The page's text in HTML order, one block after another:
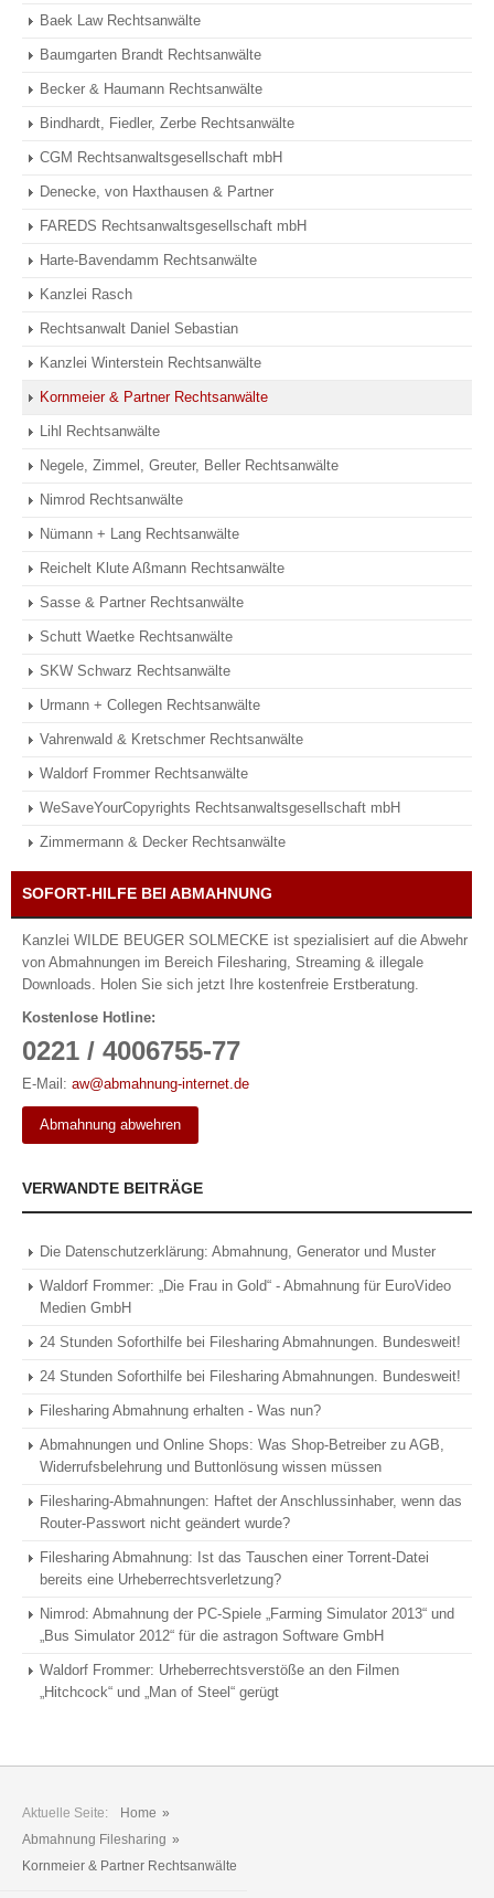
Baek Law Rechtsanwälte
Baumgarten Brandt Rechtsanwälte
Becker & Haumann Rechtsanwälte
Bindhardt, Fiedler, Zerbe Rechtsanwälte
CGM Rechtsanwaltsgesellschaft mbH
Denecke, von Haxthausen & Partner
FAREDS Rechtsanwaltsgesellschaft mbH
Harte-Bavendamm Rechtsanwälte
Kanzlei Rasch
Rechtsanwalt Daniel Sebastian
Kanzlei Winterstein Rechtsanwälte
Kornmeier & Partner Rechtsanwälte
Lihl Rechtsanwälte
Negele, Zimmel, Greuter, Beller Rechtsanwälte
Nimrod Rechtsanwälte
Nümann + Lang Rechtsanwälte
Reichelt Klute Aßmann Rechtsanwälte
Sasse & Partner Rechtsanwälte
Schutt Waetke Rechtsanwälte
SKW Schwarz Rechtsanwälte
Urmann + Collegen Rechtsanwälte
Vahrenwald & Kretschmer Rechtsanwälte
Waldorf Frommer Rechtsanwälte
WeSaveYourCopyrights Rechtsanwaltsgesellschaft mbH
Zimmermann & Decker Rechtsanwälte
SOFORT-HILFE BEI ABMAHNUNG
Kanzlei WILDE BEUGER SOLMECKE ist spezialisiert auf die Abwehr
von Abmahnungen im Bereich Filesharing, Streaming & illegale
Downloads. Holen Sie sich jetzt Ihre kostenfreie Erstberatung.
Kostenlose Hotline:
0221 / 4006755-77
E-Mail: aw@abmahnung-internet.de
Abmahnung abwehren
VERWANDTE BEITRÄGE
Die Datenschutzerklärung: Abmahnung, Generator und Muster
Waldorf Frommer: „Die Frau in Gold“ - Abmahnung für EuroVideo
Medien GmbH
24 Stunden Soforthilfe bei Filesharing Abmahnungen. Bundesweit!
24 Stunden Soforthilfe bei Filesharing Abmahnungen. Bundesweit!
Filesharing Abmahnung erhalten - Was nun?
Abmahnungen und Online Shops: Was Shop-Betreiber zu AGB,
Widerrufsbelehrung und Buttonlösung wissen müssen
Filesharing-Abmahnungen: Haftet der Anschlussinhaber, wenn das
Router-Passwort nicht geändert wurde?
Filesharing Abmahnung: Ist das Tauschen einer Torrent-Datei
bereits eine Urheberrechtsverletzung?
Nimrod: Abmahnung der PC-Spiele „Farming Simulator 2013“ und
„Bus Simulator 2012“ für die astragon Software GmbH
Waldorf Frommer: Urheberrechtsverstöße an den Filmen
„Hitchcock“ und „Man of Steel“ gerügt
Aktuelle Seite: Home »
Abmahnung Filesharing »
Kornmeier & Partner Rechtsanwälte